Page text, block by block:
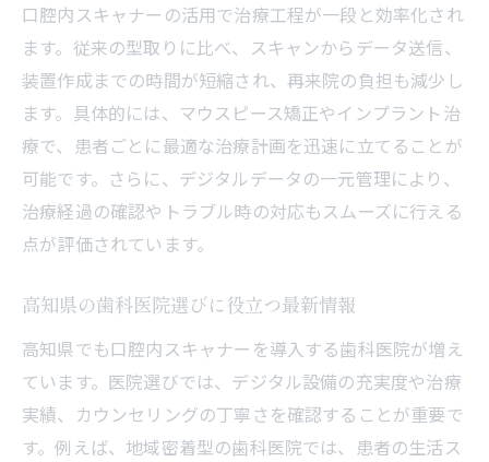
口腔内スキャナーの活用で治療工程が一段と効率化され
ます。従来の型取りに比べ、スキャンからデータ送信、
装置作成までの時間が短縮され、再来院の負担も減少し
ます。具体的には、マウスピース矯正やインプラント治
療で、患者ごとに最適な治療計画を迅速に立てることが
可能です。さらに、デジタルデータの一元管理により、
治療経過の確認やトラブル時の対応もスムーズに行える
点が評価されています。
高知県の歯科医院選びに役立つ最新情報
高知県でも口腔内スキャナーを導入する歯科医院が増え
ています。医院選びでは、デジタル設備の充実度や治療
実績、カウンセリングの丁寧さを確認することが重要で
す。例えば、地域密着型の歯科医院では、患者の生活ス